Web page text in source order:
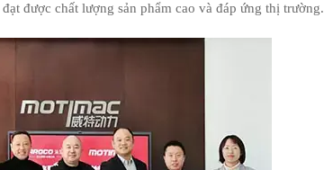
được chất lượng sản phẩm cao và đáp ứng thị trường.